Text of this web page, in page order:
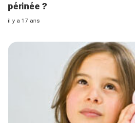
périnée ?
il y a 17 ans